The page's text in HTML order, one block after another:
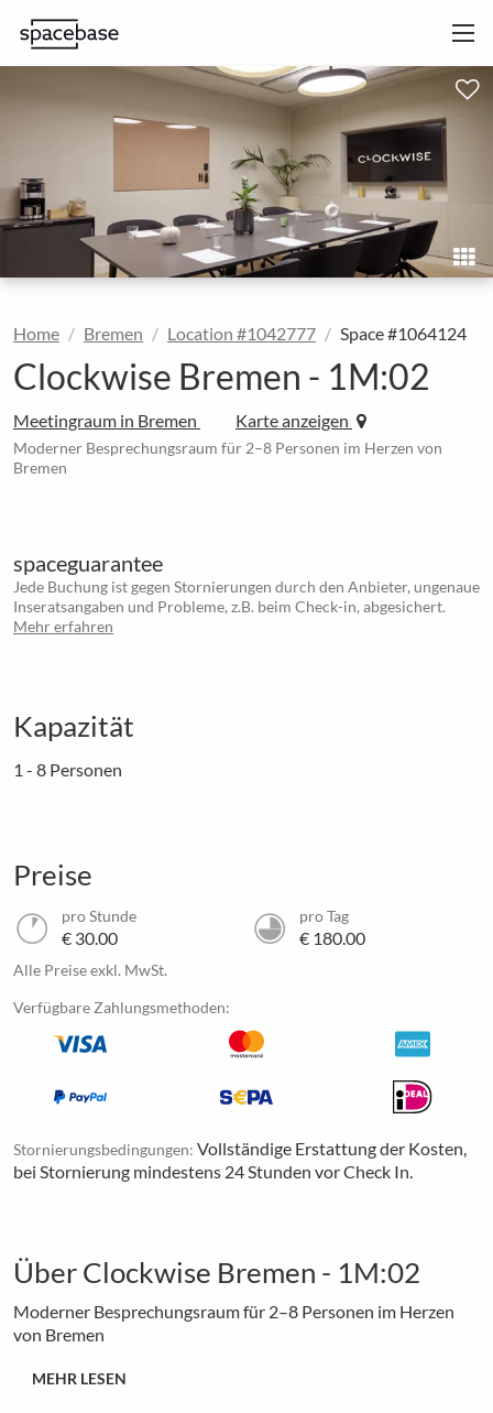
Home Bremen Location #1042777 Space #1064124
Clockwise Bremen - 1M:02
Meetingraum in Bremen Karte anzeigen
Moderner Besprechungsraum für 2–8 Personen im Herzen von
Bremen
spaceguarantee
Jede Buchung ist gegen Stornierungen durch den Anbieter, ungenaue
Inseratsangaben und Probleme, z.B. beim Check-in, abgesichert.
Mehr erfahren
Kapazität
1 - 8 Personen
Preise
pro Stunde
€ 30.00
pro Tag
€ 180.00
Alle Preise exkl. MwSt.
Verfügbare Zahlungsmethoden:
Stornierungsbedingungen: Vollständige Erstattung der Kosten,
bei Stornierung mindestens 24 Stunden vor Check In.
Über Clockwise Bremen - 1M:02
Moderner Besprechungsraum für 2–8 Personen im Herzen
von Bremen
MEHR LESEN